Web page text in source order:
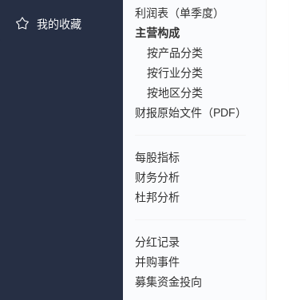
我的收藏
利润表（单季度）
主营构成
按产品分类
按行业分类
按地区分类
财报原始文件（PDF）
每股指标
财务分析
杜邦分析
分红记录
并购事件
募集资金投向